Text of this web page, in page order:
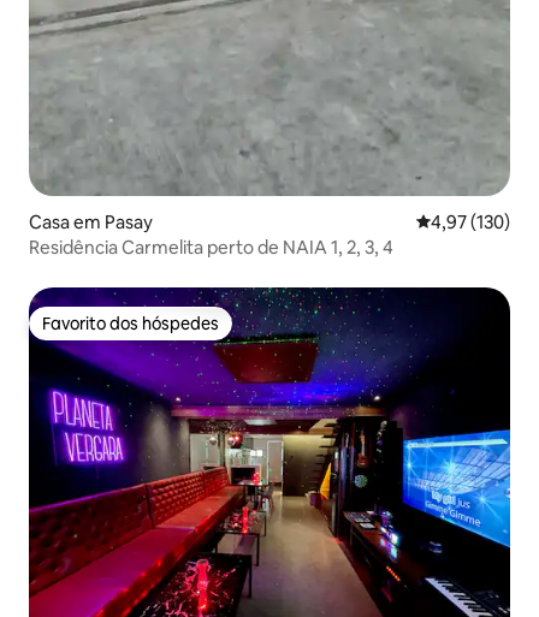
Casa em Pasay Classificação
4,97 (130)
Residência Carmelita perto de NAIA 1, 2, 3, 4
Favorito dos hóspedes
Favorito dos hóspedes